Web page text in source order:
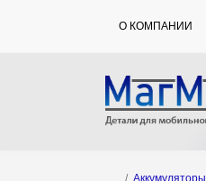
О КОМПАНИИ
Аккумуляторы